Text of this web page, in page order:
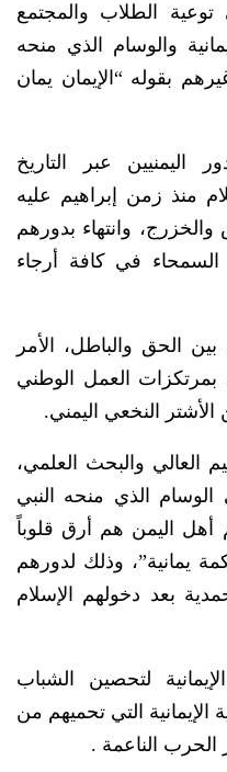
الطلاب والمجتمع
والوسام الذي منحه
بقوله “الإيمان يمان
عبر التاريخ
منذ زمن إبراهيم عليه
والخزرج، وانتهاء بدورهم
في كافة أرجاء
الحق والباطل، الأمر
العمل الوطني
الأشتر النخعي اليمني.
العالي والبحث العلمي،
الذي منحه النبي
أهل اليمن هم أرق قلوباً
يمانية”، وذلك لدورهم
بعد دخولهم الإسلام
لتحصين الشباب
الإيمانية التي تحميهم من
الحرب الناعمة .